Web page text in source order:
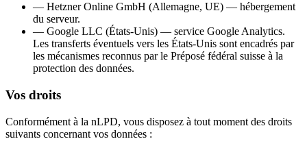
— Hetzner Online GmbH (Allemagne, UE) — hébergement
du serveur.
— Google LLC (États-Unis) — service Google Analytics.
Les transferts éventuels vers les États-Unis sont encadrés par
les mécanismes reconnus par le Préposé fédéral suisse à la
protection des données.
Vos droits
Conformément à la nLPD, vous disposez à tout moment des droits
suivants concernant vos données :